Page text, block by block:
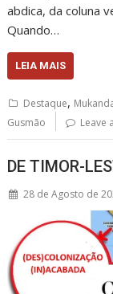
abdica, da coluna
Quando…
LEIA MAIS
Destaque,
Gusmão
Leave
DE TIMOR-
28 de Agosto de